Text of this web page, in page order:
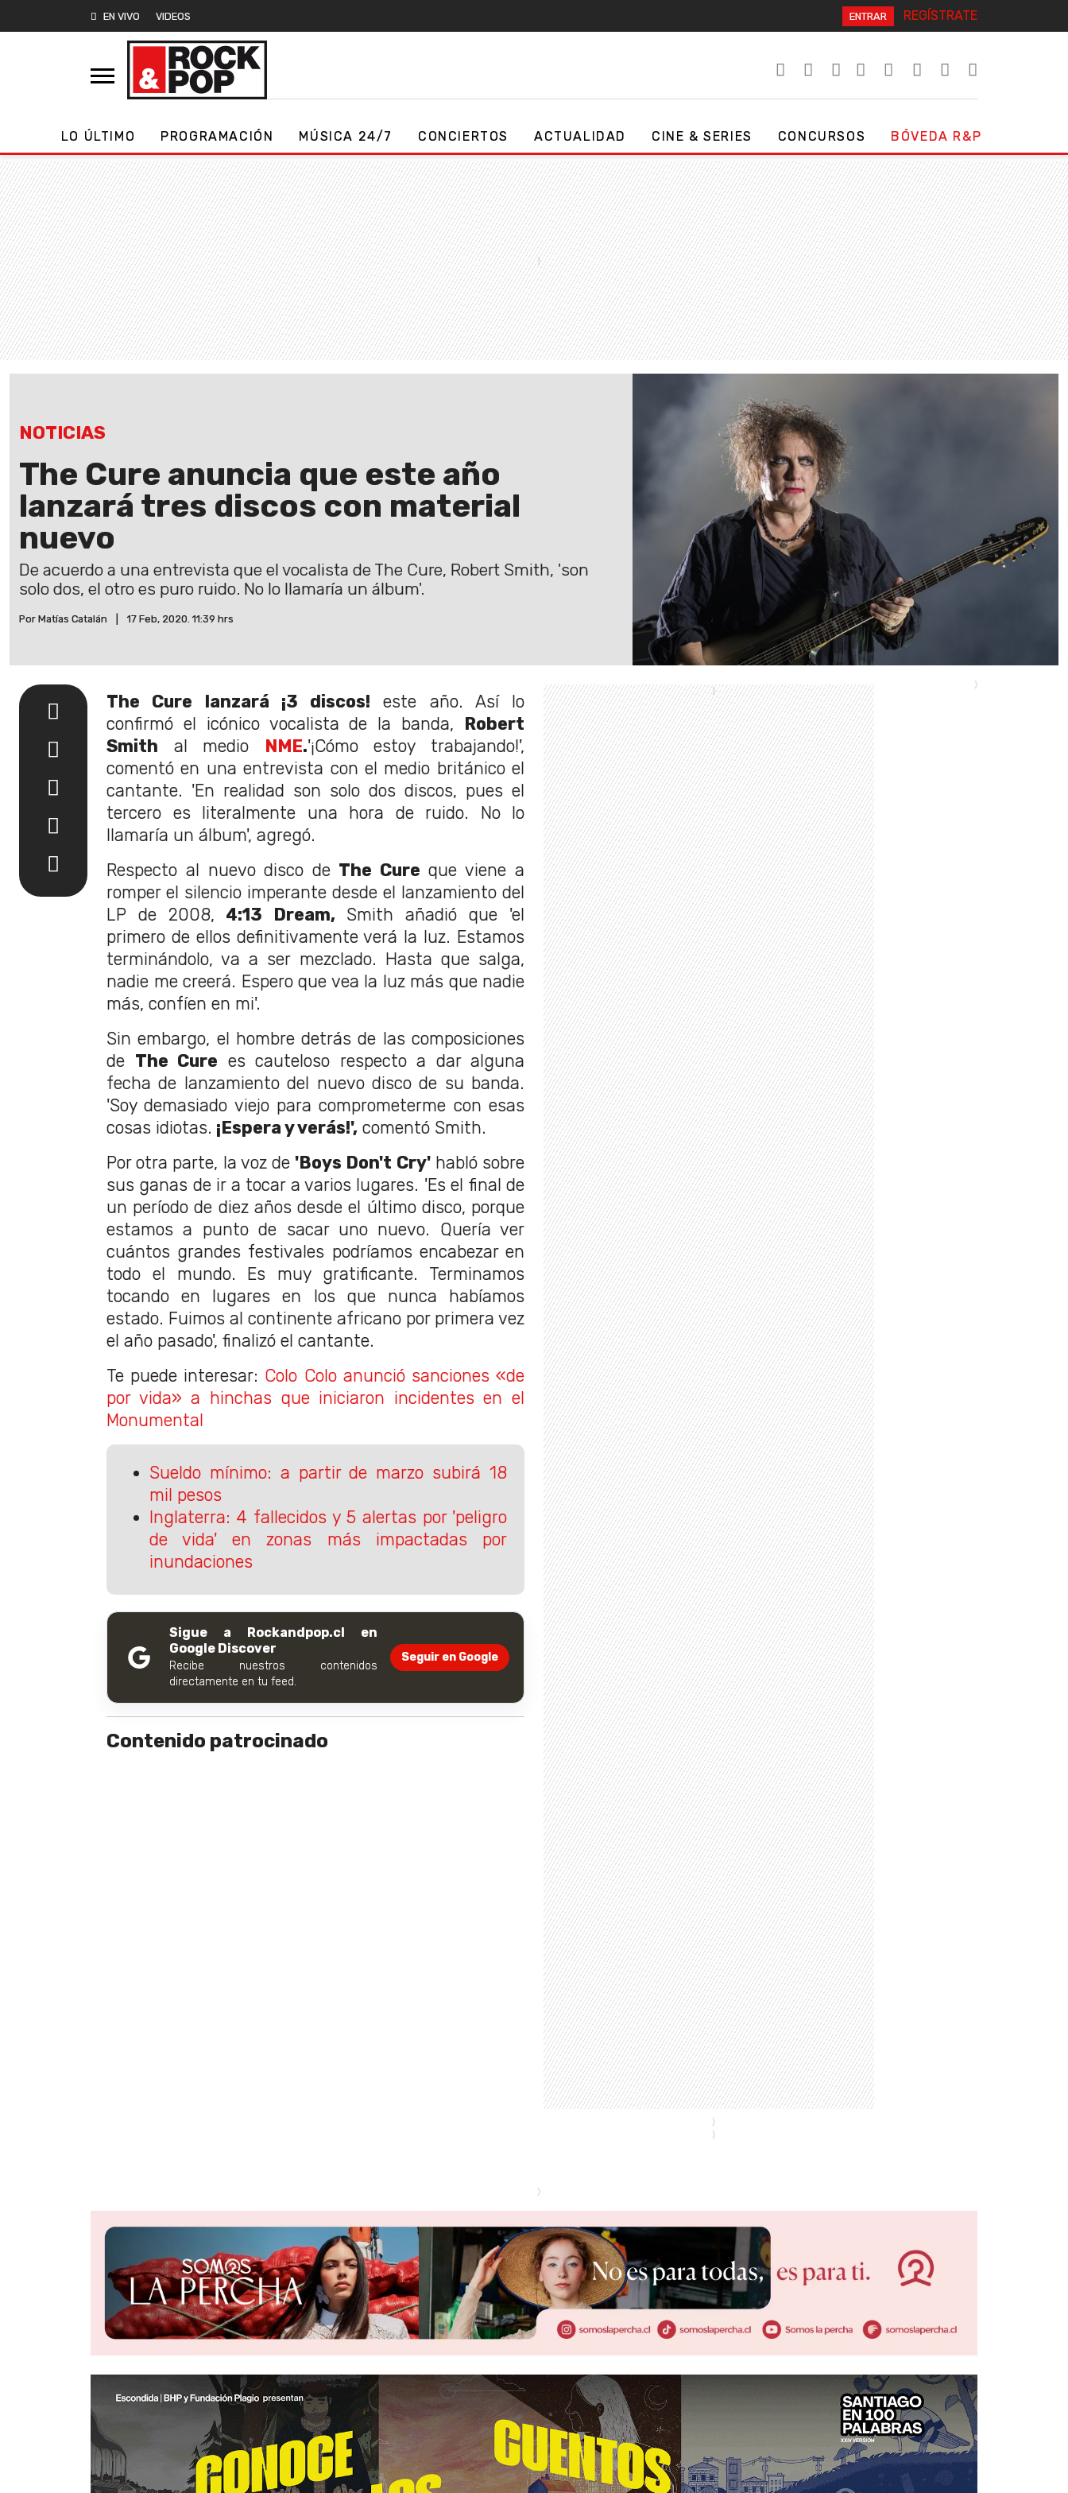
EN VIVO VIDEOS ENTRAR REGÍSTRATE
LO ÚLTIMO PROGRAMACIÓN MÚSICA 24/7 CONCIERTOS ACTUALIDAD CINE & SERIES CONCURSOS BÓVEDA R&P
NOTICIAS
The Cure anuncia que este año
lanzará tres discos con material
nuevo
De acuerdo a una entrevista que el vocalista de The Cure, Robert Smith, 'son
solo dos, el otro es puro ruido. No lo llamaría un álbum'.
Por Matías Catalán 17 Feb, 2020. 11:39 hrs
The Cure lanzará ¡3 discos! este año. Así lo
confirmó el icónico vocalista de la banda,
Robert
Smith al medio NME.'¡Cómo estoy trabajando!',
comentó en una entrevista con el medio británico el
cantante. 'En realidad son solo dos discos, pues el
tercero es literalmente una hora de ruido. No lo
llamaría un álbum', agregó.
Respecto al nuevo disco de The Cure que viene a
romper el silencio imperante desde el lanzamiento del
LP de 2008, 4:13 Dream,Smith añadió que 'el
primero de ellos definitivamente verá la luz. Estamos
terminándolo, va a ser mezclado. Hasta que salga,
nadie me creerá. Espero que vea la luz más que nadie
más, confíen en mi'.
Sin embargo, el hombre detrás de las composiciones
de The Cure es cauteloso respecto a dar alguna
fecha de lanzamiento del nuevo disco de su banda.
'Soy demasiado viejo para comprometerme con esas
cosas idiotas. ¡Espera y verás!', comentó Smith.
Por otra parte, la voz de'Boys Don't Cry'habló sobre
sus ganas de ir a tocar a varios lugares. 'Es el final de
un período de diez años desde el último disco, porque
estamos a punto de sacar uno nuevo. Quería ver
cuántos grandes festivales podríamos encabezar en
todo el mundo. Es muy gratificante. Terminamos
tocando en lugares en los que nunca habíamos
estado. Fuimos al continente africano por primera vez
el año pasado', finalizó el cantante.
Te puede interesar: Colo Colo anunció sanciones «de
por vida» a hinchas que iniciaron incidentes en el
Monumental
Sueldo mínimo: a partir de marzo subirá 18
mil pesos
Inglaterra: 4 fallecidos y 5 alertas por 'peligro
de vida' en zonas más impactadas por
inundaciones
Sigue a Rockandpop.cl en
Google Discover
Recibe nuestros contenidos
directamente en tu feed.
Seguir en Google
Contenido patrocinado